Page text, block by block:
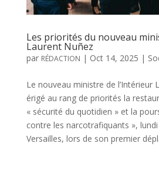
Les priorités du nouveau
Laurent Nuñez
par RÉDACTION | Oct 14, 2025 |
Le nouveau ministre de l’Intérieur
érigé au rang de priorités la
« sécurité du quotidien » et la
contre les narcotrafiquants »,
Versailles, lors de son premier